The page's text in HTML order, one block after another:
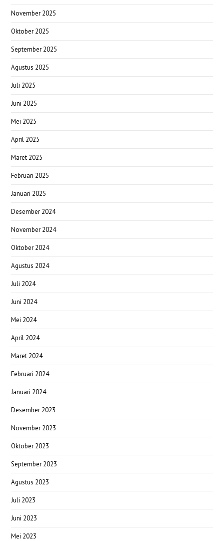
November 2025
Oktober 2025
September 2025
Agustus 2025
Juli 2025
Juni 2025
Mei 2025
April 2025
Maret 2025
Februari 2025
Januari 2025
Desember 2024
November 2024
Oktober 2024
Agustus 2024
Juli 2024
Juni 2024
Mei 2024
April 2024
Maret 2024
Februari 2024
Januari 2024
Desember 2023
November 2023
Oktober 2023
September 2023
Agustus 2023
Juli 2023
Juni 2023
Mei 2023